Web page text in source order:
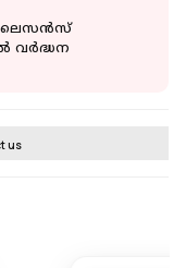
വർദ്ധന
us